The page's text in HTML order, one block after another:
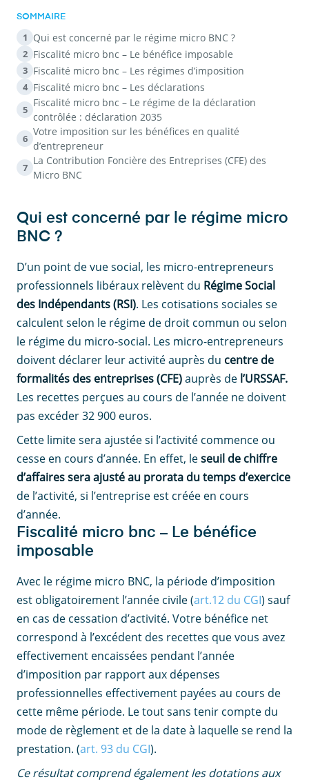
SOMMAIRE
1 Qui est concerné par le régime micro BNC ?
2 Fiscalité micro bnc – Le bénéfice imposable
3 Fiscalité micro bnc – Les régimes d’imposition
4 Fiscalité micro bnc – Les déclarations
5
Fiscalité micro bnc – Le régime de la déclaration
contrôlée : déclaration 2035
6
Votre imposition sur les bénéfices en qualité
d’entrepreneur
7
La Contribution Foncière des Entreprises (CFE) des
Micro BNC
Qui est concerné par le régime micro
BNC ?
D’un point de vue social, les micro-entrepreneurs
professionnels libéraux relèvent du Régime Social
des Indépendants (RSI). Les cotisations sociales se
calculent selon le régime de droit commun ou selon
le régime du micro-social. Les micro-entrepreneurs
doivent déclarer leur activité auprès du centre de
formalités des entreprises (CFE)auprès de l’URSSAF.
Les recettes perçues au cours de l’année ne doivent
pas excéder 32 900 euros.
Cette limite sera ajustée si l’activité commence ou
cesse en cours d’année. En effet, leseuil de chiffre
d’affaires sera ajusté au prorata du temps d’exercice
de l’activité, si l’entreprise est créée en cours
d’année.
Fiscalité micro bnc – Le bénéfice
imposable
Avec le régime micro BNC, la période d’imposition
est obligatoirement l’année civile (art.12 du CGI) sauf
en cas de cessation d’activité. Votre bénéfice net
correspond à l’excédent des recettes que vous avez
effectivement encaissées pendant l’année
d’imposition par rapport aux dépenses
professionnelles effectivement payées au cours de
cette même période. Le tout sans tenir compte du
mode de règlement et de la date à laquelle se rend la
prestation. (art. 93 du CGI).
Ce résultat comprend également les dotations aux